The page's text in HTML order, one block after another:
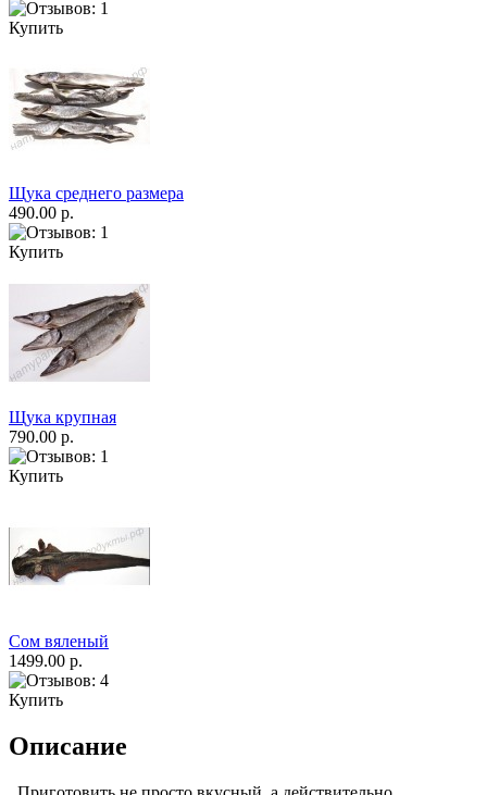
Купить
Щука среднего размера
490.00 р.
Купить
Щука крупная
790.00 р.
Купить
Сом вяленый
1499.00 р.
Купить
Описание